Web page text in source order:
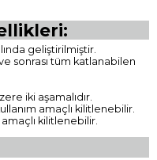
geliştirilmiştir.
sonrası tüm katlanabilen
iki aşamalıdır.
amaçlı kilitlenebilir.
kilitlenebilir.